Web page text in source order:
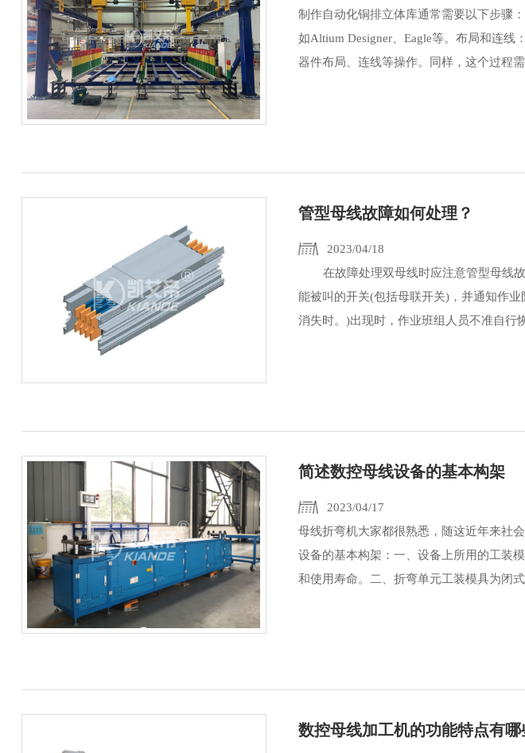
制作自动化铜排立体库通常需要以下步骤
如Altium Designer、Eagle等。布局和连
器件布局、连线等操作。同样，这个过程
管型母线故障如何处理？
2023/04/18
在故障处理双母线时应注意管型母线
能被叫的开关(包括母联开关)，并通知作
消失时。)出现时，作业班组人员不准自行
简述数控母线设备的基本构架
2023/04/17
母线折弯机大家都很熟悉，随这近年来社
设备的基本构架：一、设备上所用的工装
和使用寿命。二、折弯单元工装模具为闭
数控母线加工机的功能特点有哪